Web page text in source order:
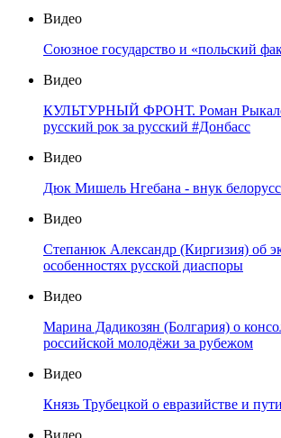
Видео
Союзное государство и «польский
Видео
КУЛЬТУРНЫЙ ФРОНТ. Роман
русский рок за русский #Донбасс
Видео
Дюк Мишель Нгебана - внук
Видео
Степанюк Александр (Киргизия) об
особенностях русской диаспоры
Видео
Марина Дадикозян (Болгария) о
российской молодёжи за рубежом
Видео
Князь Трубецкой о евразийстве и